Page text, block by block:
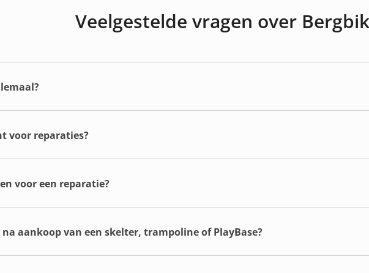
Veelgestelde vragen over
voor reparaties?
voor een reparatie?
aankoop van een skelter, trampoline of PlayBase?